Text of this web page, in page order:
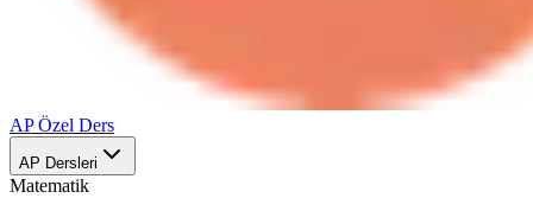
AP Özel Ders
AP Dersleri
Matematik